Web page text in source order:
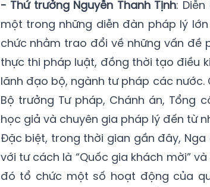
- Thứ trưởng Nguyễn Thanh Tịnh:
một trong những diễn đàn pháp lý
chức nhằm trao đổi về những vấn đề
thực thi pháp luật, đồng thời tạo điều
lãnh đạo bộ, ngành tư pháp các
Bộ trưởng Tư pháp, Chánh án, Tổng
học giả và chuyên gia pháp lý đến từ
Đặc biệt, trong thời gian gần đây,
với tư cách là “Quốc gia khách mời”
đó tổ chức một số hoạt động của